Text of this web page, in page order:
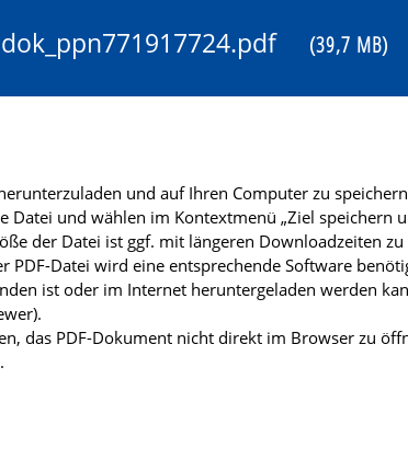
(39,7 MB)
und auf Ihren Computer zu
Datei und wählen im Kontextmenü „Ziel speichern
der Datei ist ggf. mit längeren Downloadzeiten zu
PDF-Datei wird eine entsprechende Software
ist oder im Internet heruntergeladen werden
das PDF-Dokument nicht direkt im Browser zu